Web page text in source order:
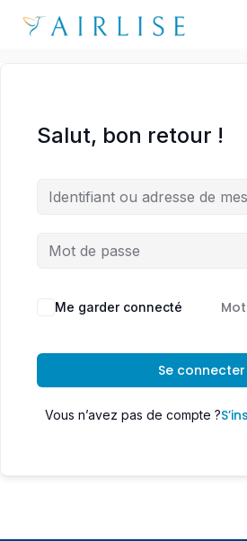
Salut, bon retour !
Me garder connecté
Se connecter
Vous n’avez pas de compte ?